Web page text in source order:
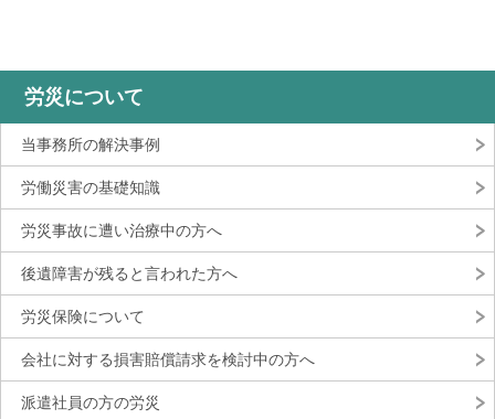
労災について
当事務所の解決事例
労働災害の基礎知識
労災事故に遭い治療中の方へ
後遺障害が残ると言われた方へ
労災保険について
会社に対する損害賠償請求を検討中の方へ
派遣社員の方の労災